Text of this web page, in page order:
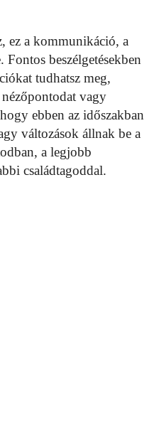
ez a kommunikáció, a
Fontos beszélgetésekben
tudhatsz meg,
vagy
ebben az időszakban
változások állnak be a
a legjobb
családtagoddal.